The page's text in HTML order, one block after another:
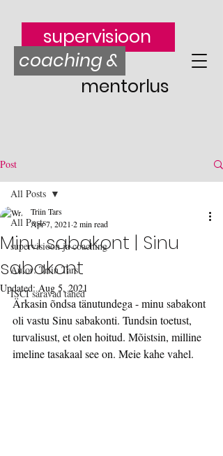
mentorlus
supervisioon
coaching &
Post
All Posts
supervisioon ja coaching
Autor: Triin Tars
ISCI säravad tähed
All Posts
Minu sabakont | Sinu
sabakont
Triin Tars
Apr 7, 2021 2 min read
Updated:Aug 5, 2021
Ärkasin õndsa tänutundega - minu sabakont
oli vastu Sinu sabakonti. Tundsin toetust,
turvalisust, et olen hoitud. Mõistsin, milline
imeline tasakaal see on. Meie kahe vahel.